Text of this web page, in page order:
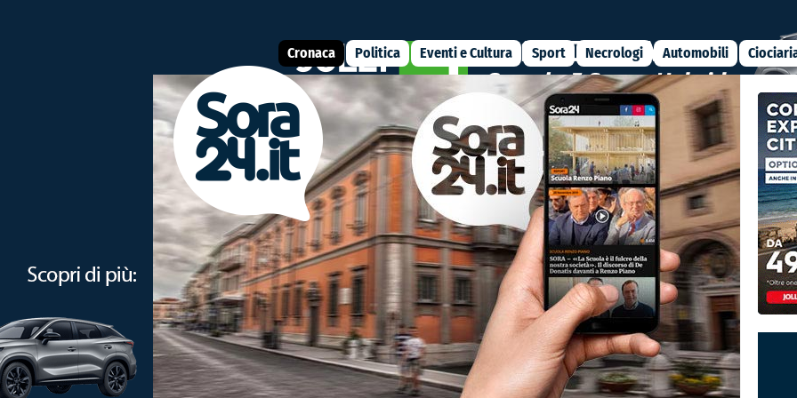
Cronaca Politica Eventi e Cultura Sport Necrologi Automobili